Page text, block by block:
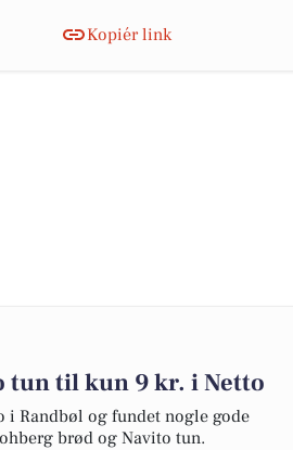
Kopiér link
tun til kun 9 kr. i Netto
i Randbøl og fundet nogle gode
brød og Navito tun.